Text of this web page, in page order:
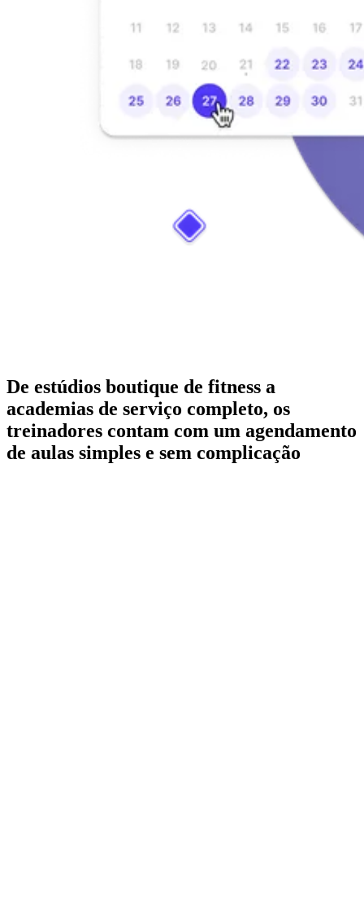
De estúdios boutique de fitness a
academias de serviço completo, os
treinadores contam com um agendamento
de aulas simples e sem complicação